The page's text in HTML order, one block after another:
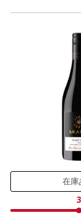
オークを伴う。味
らしい。見事な
プラムを含む長い
味や酸味のある野
在庫
3